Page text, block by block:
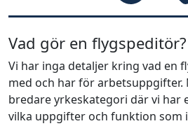
Vad gör en flygspeditör?
Vi har inga detaljer kring vad en
med och har för
bredare yrkeskategori där vi har
vilka uppgifter och funktion som